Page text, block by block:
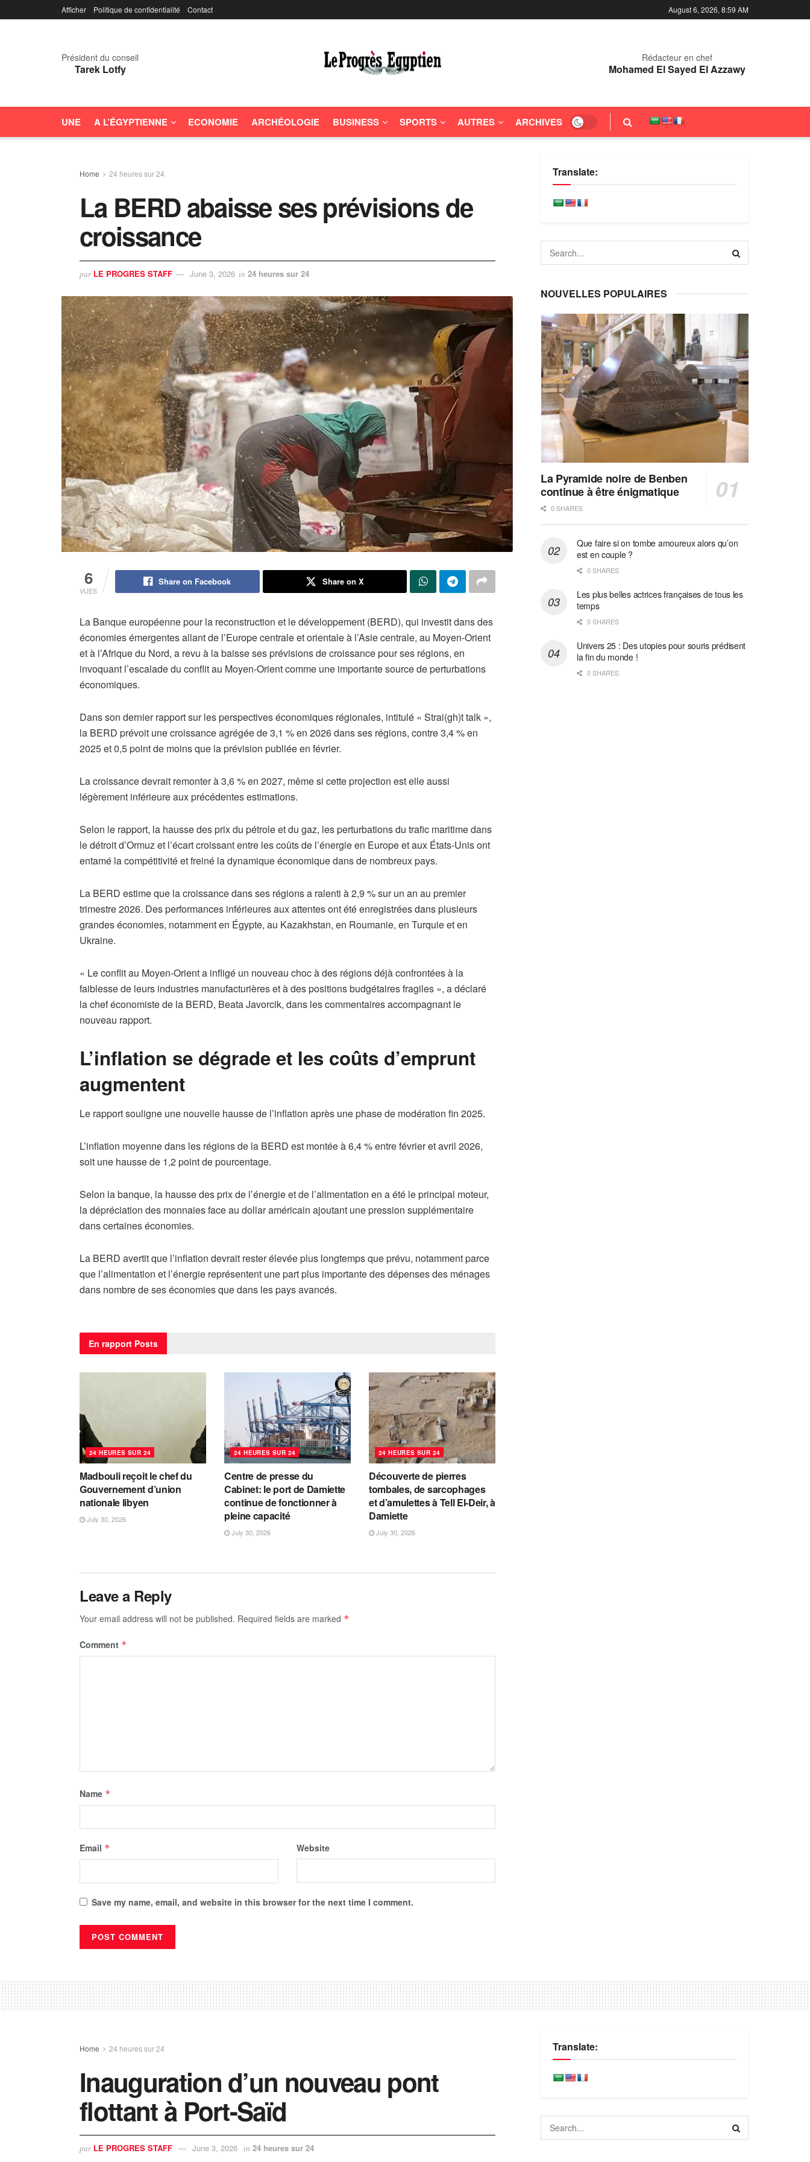
Afficher Politique de confidentialité Contact August 6, 2026, 8:59 AM
Président du conseil
Tarek Lotfy
Rédacteur en chef
Mohamed El Sayed El Azzawy
UNE A L’ÉGYPTIENNE ECONOMIE ARCHÉOLOGIE BUSINESS SPORTS AUTRES ARCHIVES
Home 24 heures sur 24
La BERD abaisse ses prévisions de
croissance
par LE PROGRES STAFF June 3, 2026 in 24 heures sur 24
6
VUES
Share on Facebook Share on X
La Banque européenne pour la reconstruction et le développement (BERD), qui investit dans des
économies émergentes allant de l’Europe centrale et orientale à l’Asie centrale, au Moyen-Orient
et à l’Afrique du Nord, a revu à la baisse ses prévisions de croissance pour ses régions, en
invoquant l’escalade du conflit au Moyen-Orient comme une importante source de perturbations
économiques.
Dans son dernier rapport sur les perspectives économiques régionales, intitulé « Strai(gh)t talk »,
la BERD prévoit une croissance agrégée de 3,1 % en 2026 dans ses régions, contre 3,4 % en
2025 et 0,5 point de moins que la prévision publiée en février.
La croissance devrait remonter à 3,6 % en 2027, même si cette projection est elle aussi
légèrement inférieure aux précédentes estimations.
Selon le rapport, la hausse des prix du pétrole et du gaz, les perturbations du trafic maritime dans
le détroit d’Ormuz et l’écart croissant entre les coûts de l’énergie en Europe et aux États-Unis ont
entamé la compétitivité et freiné la dynamique économique dans de nombreux pays.
La BERD estime que la croissance dans ses régions a ralenti à 2,9 % sur un an au premier
trimestre 2026. Des performances inférieures aux attentes ont été enregistrées dans plusieurs
grandes économies, notamment en Égypte, au Kazakhstan, en Roumanie, en Turquie et en
Ukraine.
« Le conflit au Moyen-Orient a infligé un nouveau choc à des régions déjà confrontées à la
faiblesse de leurs industries manufacturières et à des positions budgétaires fragiles », a déclaré
la chef économiste de la BERD, Beata Javorcik, dans les commentaires accompagnant le
nouveau rapport.
L’inflation se dégrade et les coûts d’emprunt
augmentent
Le rapport souligne une nouvelle hausse de l’inflation après une phase de modération fin 2025.
L’inflation moyenne dans les régions de la BERD est montée à 6,4 % entre février et avril 2026,
soit une hausse de 1,2 point de pourcentage.
Selon la banque, la hausse des prix de l’énergie et de l’alimentation en a été le principal moteur,
la dépréciation des monnaies face au dollar américain ajoutant une pression supplémentaire
dans certaines économies.
La BERD avertit que l’inflation devrait rester élevée plus longtemps que prévu, notamment parce
que l’alimentation et l’énergie représentent une part plus importante des dépenses des ménages
dans nombre de ses économies que dans les pays avancés.
En rapport Posts
24 HEURES SUR 24
Madbouli reçoit le chef du
Gouvernement d’union
nationale libyen
July 30, 2026
24 HEURES SUR 24
Centre de presse du
Cabinet: le port de Damiette
continue de fonctionner à
pleine capacité
July 30, 2026
24 HEURES SUR 24
Découverte de pierres
tombales, de sarcophages
et d’amulettes à Tell El-Deir, à
Damiette
July 30, 2026
Leave a Reply
Your email address will not be published. Required fields are marked *
Comment *
Name *
Email * Website
Save my name, email, and website in this browser for the next time I comment.
Translate:
NOUVELLES POPULAIRES
La Pyramide noire de Benben
continue à être énigmatique
0 SHARES
Que faire si on tombe amoureux alors qu’on
est en couple ?
0 SHARES
Les plus belles actrices françaises de tous les
temps
0 SHARES
Univers 25 : Des utopies pour souris prédisent
la fin du monde !
0 SHARES
Home 24 heures sur 24
Inauguration d’un nouveau pont
flottant à Port-Saïd
par LE PROGRES STAFF June 3, 2026 in 24 heures sur 24
Translate: